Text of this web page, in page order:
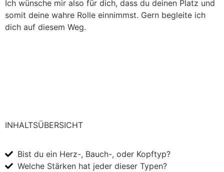
Ich wünsche mir also für dich, dass du deinen Platz und
somit deine wahre Rolle einnimmst. Gern begleite ich
dich auf diesem Weg.
INHALTSÜBERSICHT
Bist du ein Herz-, Bauch-, oder Kopftyp?
Welche Stärken hat jeder dieser Typen?